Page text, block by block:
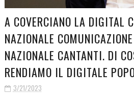
A COVERCIANO LA DIGITAL
NAZIONALE
NAZIONALE CANTANTI. DI
RENDIAMO IL DIGITALE
3/21/2023